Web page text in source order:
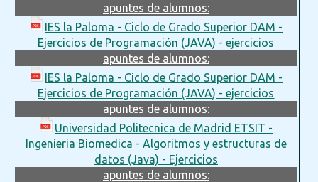
apuntes de alumnos:
IES la Paloma - Ciclo de Grado Superior DAM -
Ejercicios de Programación (JAVA) - ejercicios
apuntes de alumnos:
IES la Paloma - Ciclo de Grado Superior DAM -
Ejercicios de Programación (JAVA) - ejercicios
apuntes de alumnos:
Universidad Politecnica de Madrid ETSIT -
Ingenieria Biomedica - Algoritmos y estructuras de
datos (Java) - Ejercicios
apuntes de alumnos: